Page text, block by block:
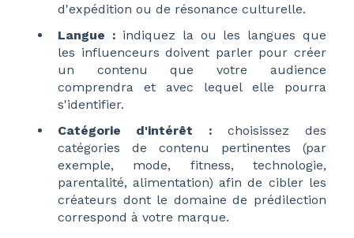
d'expédition ou de résonance culturelle.
Langue : indiquez la ou les langues que
les influenceurs doivent parler pour créer
un contenu que votre audience
comprendra et avec lequel elle pourra
s'identifier.
Catégorie d'intérêt :choisissez des
catégories de contenu pertinentes (par
exemple, mode, fitness, technologie,
parentalité, alimentation) afin de cibler les
créateurs dont le domaine de prédilection
correspond à votre marque.